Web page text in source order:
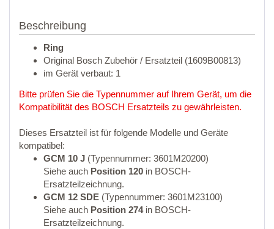
Beschreibung
Ring
Original Bosch Zubehör / Ersatzteil (1609B00813)
im Gerät verbaut: 1
Bitte prüfen Sie die Typennummer auf Ihrem Gerät, um die
Kompatibilität des BOSCH Ersatzteils zu gewährleisten.
Dieses Ersatzteil ist für folgende Modelle und Geräte
kompatibel:
GCM 10 J (Typennummer: 3601M20200)
Siehe auch Position 120 in BOSCH-
Ersatzteilzeichnung.
GCM 12 SDE (Typennummer: 3601M23100)
Siehe auch Position 274in BOSCH-
Ersatzteilzeichnung.